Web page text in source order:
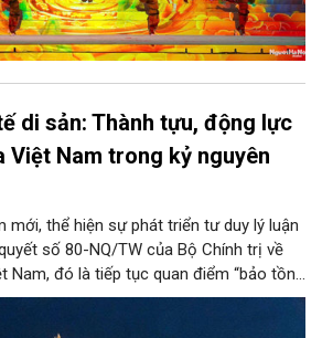
di sản: Thành tựu, động lực
Việt Nam trong kỷ nguyên
mới, thể hiện sự phát triển tư duy lý luận
số 80-NQ/TW của Bộ Chính trị về
Nam, đó là tiếp tục quan điểm “bảo tồn
văn hóa gắn kết với phát triển kinh tế -
thời, nâng lên một tầm cao mới: “phát